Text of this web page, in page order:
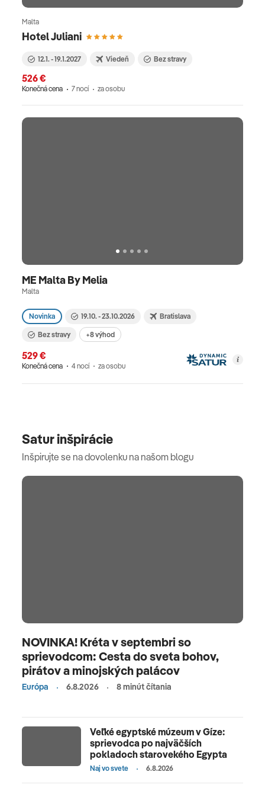
Hotel Juliani
Malta
12.1. - 19.1.2027 Viedeň Bez stravy
526 €
Konečná cena 7 nocí za osobu
ME Malta By Melia
Malta
Novinka 19.10. - 23.10.2026 Bratislava
Bez stravy +8 výhod
529 €
Konečná cena 4 nocí za osobu
Satur inšpirácie
Inšpirujte se na dovolenku na našom blogu
NOVINKA! Kréta v septembri so
sprievodcom: Cesta do sveta bohov,
pirátov a minojských palácov
Európa 6.8.2026 8 minút čítania
Veľké egyptské múzeum v Gíze:
sprievodca po najväčších
pokladoch starovekého Egypta
Naj vo svete 6.8.2026